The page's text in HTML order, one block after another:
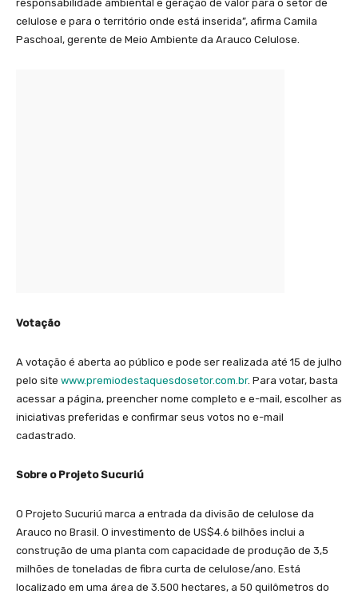
responsabilidade ambiental e geração de valor para o setor de
celulose e para o território onde está inserida”, afirma Camila
Paschoal, gerente de Meio Ambiente da Arauco Celulose.
Votação
A votação é aberta ao público e pode ser realizada até 15 de julho
pelo site www.premiodestaquesdosetor.com.br. Para votar, basta
acessar a página, preencher nome completo e e-mail, escolher as
iniciativas preferidas e confirmar seus votos no e-mail
cadastrado.
Sobre o Projeto Sucuriú
O Projeto Sucuriú marca a entrada da divisão de celulose da
Arauco no Brasil. O investimento de US$4.6 bilhões inclui a
construção de uma planta com capacidade de produção de 3,5
milhões de toneladas de fibra curta de celulose/ano. Está
localizado em uma área de 3.500 hectares, a 50 quilômetros do